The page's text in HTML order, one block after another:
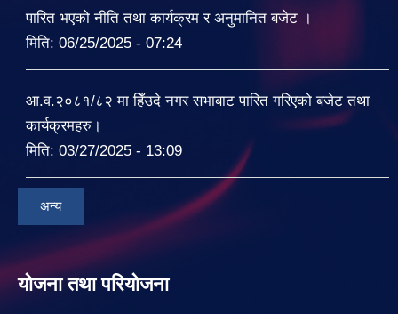
पारित भएको नीति तथा कार्यक्रम र अनुमानित बजेट ।
मिति: 06/25/2025 - 07:24
आ.व.२०८१/८२ मा हिँउदे नगर सभाबाट पारित गरिएको बजेट तथा
कार्यक्रमहरु।
मिति: 03/27/2025 - 13:09
अन्य
योजना तथा परियोजना